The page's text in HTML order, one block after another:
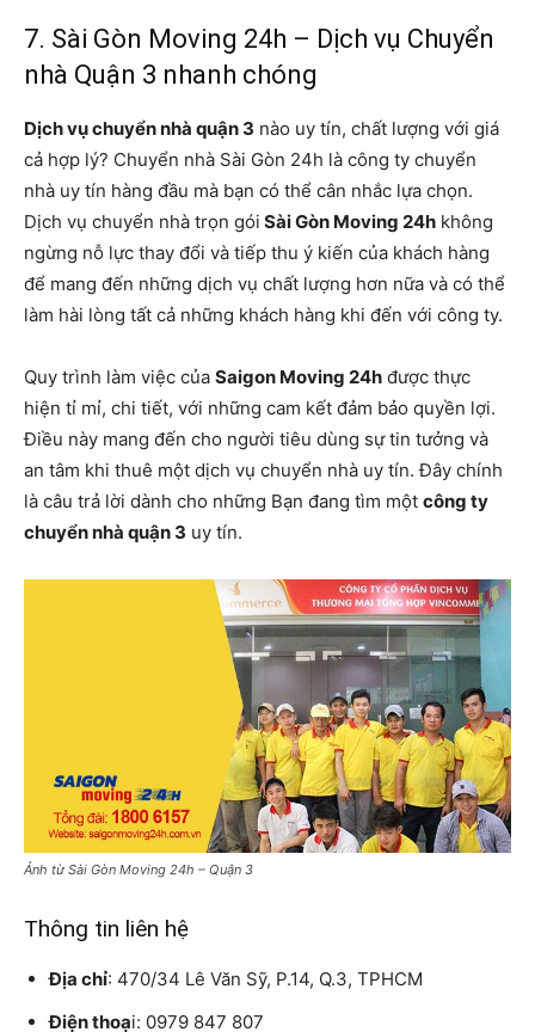
7. Sài Gòn Moving 24h – Dịch vụ Chuyển
nhà Quận 3 nhanh chóng
Dịch vụ chuyển nhà quận 3 nào uy tín, chất lượng với giá
cả hợp lý? Chuyển nhà Sài Gòn 24h là công ty chuyển
nhà uy tín hàng đầu mà bạn có thể cân nhắc lựa chọn.
Dịch vụ chuyển nhà trọn gói Sài Gòn Moving 24h không
ngừng nỗ lực thay đổi và tiếp thu ý kiến của khách hàng
để mang đến những dịch vụ chất lượng hơn nữa và có thể
làm hài lòng tất cả những khách hàng khi đến với công ty.
Quy trình làm việc của Saigon Moving 24h được thực
hiện tỉ mỉ, chi tiết, với những cam kết đảm bảo quyền lợi.
Điều này mang đến cho người tiêu dùng sự tin tưởng và
an tâm khi thuê một dịch vụ chuyển nhà uy tín. Đây chính
là câu trả lời dành cho những Bạn đang tìm một công ty
chuyển nhà quận 3 uy tín.
Ảnh từ Sài Gòn Moving 24h – Quận 3
Thông tin liên hệ
Địa chỉ: 470/34 Lê Văn Sỹ, P.14, Q.3, TPHCM
Điện thoại: 0979 847 807